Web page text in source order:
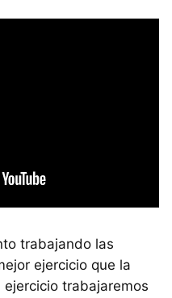
trabajando las
ejercicio que la
ejercicio trabajaremos